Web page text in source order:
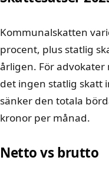
Kommunalskatten
procent, plus statlig
årligen. För
det ingen statlig skatt
sänker den totala
kronor per månad.
Netto vs brutto